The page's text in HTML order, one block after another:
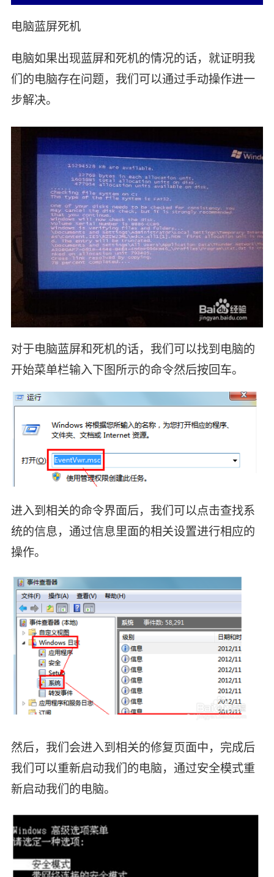
电脑蓝屏死机
电脑如果出现蓝屏和死机的情况的话，就证明我
们的电脑存在问题，我们可以通过手动操作进一
步解决。
对于电脑蓝屏和死机的话，我们可以找到电脑的
开始菜单栏输入下图所示的命令然后按回车。
进入到相关的命令界面后，我们可以点击查找系
统的信息，通过信息里面的相关设置进行相应的
操作。
然后，我们会进入到相关的修复页面中，完成后
我们可以重新启动我们的电脑，通过安全模式重
新启动我们的电脑。